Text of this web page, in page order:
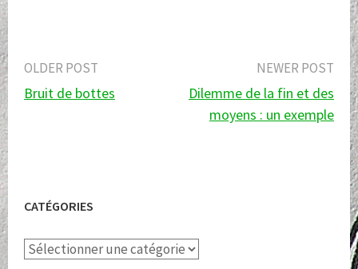
Post
OLDER POST
Bruit de bottes
NEWER POST
Dilemme de la fin et des
moyens : un exemple
CATÉGORIES
Catégories